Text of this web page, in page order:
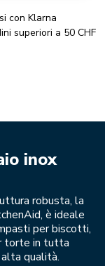
con Klarna
superiori a 50 CHF
inox
robusta, la
è ideale
per biscotti,
torte in tutta
qualità.